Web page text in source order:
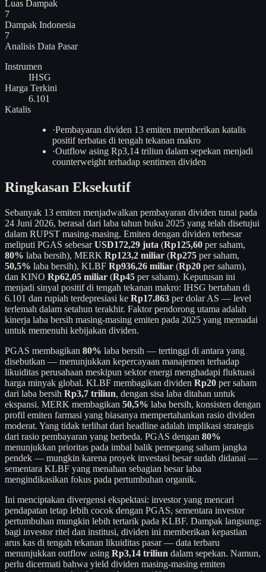
Luas Dampak
7
Dampak Indonesia
7
Analisis Data Pasar
Instrumen
IHSG
Harga Terkini
6.101
Katalis
·Pembayaran dividen 13 emiten memberikan katalis
positif terbatas di tengah tekanan makro
·Outflow asing Rp3,14 triliun dalam sepekan menjadi
counterweight terhadap sentimen dividen
Ringkasan Eksekutif
Sebanyak 13 emiten menjadwalkan pembayaran dividen tunai pada
24 Juni 2026, berasal dari laba tahun buku 2025 yang telah disetujui
dalam RUPST masing-masing. Emiten dengan dividen terbesar
meliputi PGAS sebesarUSD172,29 juta (Rp125,60 per saham,
80% laba bersih), MERK Rp123,2 miliar (Rp275 per saham,
50,5% laba bersih), KLBF Rp936,26 miliar (Rp20 per saham),
dan KINO Rp62,05 miliar (Rp45 per saham). Keputusan ini
menjadi sinyal positif di tengah tekanan makro: IHSG bertahan di
6.101 dan rupiah terdepresiasi ke Rp17.863 per dolar AS — level
terlemah dalam setahun terakhir. Faktor pendorong utama adalah
kinerja laba bersih masing-masing emiten pada 2025 yang memadai
untuk memenuhi kebijakan dividen.
PGAS membagikan 80% laba bersih — tertinggi di antara yang
disebutkan — menunjukkan kepercayaan manajemen terhadap
likuiditas perusahaan meskipun sektor energi menghadapi fluktuasi
harga minyak global. KLBF membagikan dividen Rp20 per saham
dari laba bersih Rp3,7 triliun, dengan sisa laba ditahan untuk
ekspansi. MERK membagikan 50,5% laba bersih, konsisten dengan
profil emiten farmasi yang biasanya mempertahankan rasio dividen
moderat. Yang tidak terlihat dari headline adalah implikasi strategis
dari rasio pembayaran yang berbeda. PGAS dengan 80%
menunjukkan prioritas pada imbal balik pemegang saham jangka
pendek — mungkin karena proyek investasi besar sudah didanai —
sementara KLBF yang menahan sebagian besar laba
mengindikasikan fokus pada pertumbuhan organik.
Ini menciptakan divergensi ekspektasi: investor yang mencari
pendapatan tetap lebih cocok dengan PGAS, sementara investor
pertumbuhan mungkin lebih tertarik pada KLBF. Dampak langsung:
bagi investor ritel dan institusi, dividen ini memberikan kepastian
arus kas di tengah tekanan likuiditas pasar — data terbaru
menunjukkan outflow asing Rp3,14 triliun dalam sepekan. Namun,
perlu dicermati bahwa yield dividen masing-masing emiten